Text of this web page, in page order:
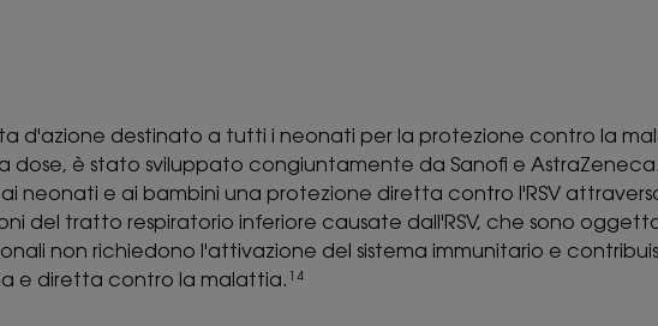
d'azione destinato a tutti i neonati per la protezione contro la
dose, è stato sviluppato congiuntamente da Sanofi e AstraZeneca.
neonati e ai bambini una protezione diretta contro l'RSV
del tratto respiratorio inferiore causate dall'RSV, che sono
non richiedono l'attivazione del sistema immunitario e
e diretta contro la malattia.
14